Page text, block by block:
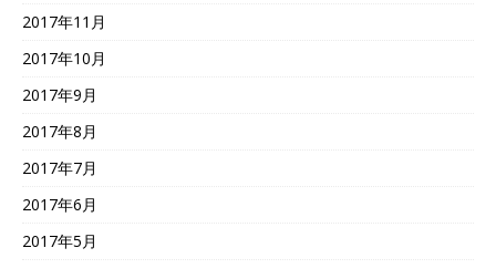
2017年11月
2017年10月
2017年9月
2017年8月
2017年7月
2017年6月
2017年5月